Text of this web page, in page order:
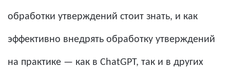
обработки утверждений стоит знать, и как
эффективно внедрять обработку утверждений
на практике — как в ChatGPT, так и в других